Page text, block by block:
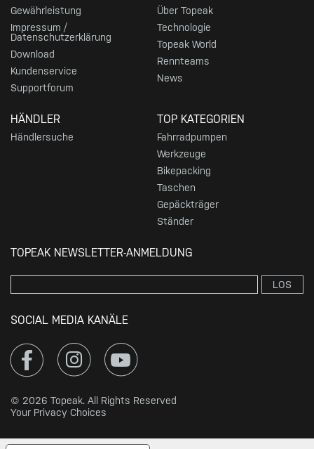
Gewährleistung
Impressum /
Datenschutzerklärung
Download
Kundenservice
Supportforum
Über Topeak
Technologie
Topeak World
Rennteams
News
HÄNDLER
Händlersuche
TOP KATEGORIEN
Fahrradpumpen
Werkzeuge
Bikepacking
Taschen
Gepäckträger
Ständer
TOPEAK NEWSLETTER-ANMELDUNG
LOS
SOCIAL MEDIA KANÄLE
© 2026 Topeak. All Rights Reserved
Your Privacy Choices